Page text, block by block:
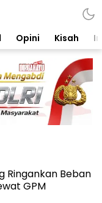
Opini Kisah
Ringankan Beban
GPM